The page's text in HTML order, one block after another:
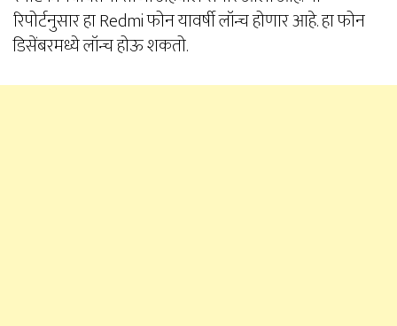
रिपोर्टनुसार हा Redmi फोन यावर्षी लॉन्च होणार आहे. हा फोन
डिसेंबरमध्ये लॉन्च होऊ शकतो.